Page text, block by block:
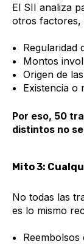
El SII analiza
otros factores,
Regularidad
Montos
Origen de
Existencia o
Por eso, 50
distintos no
Mito 3:
No todas las
es lo mismo
Reembolsos